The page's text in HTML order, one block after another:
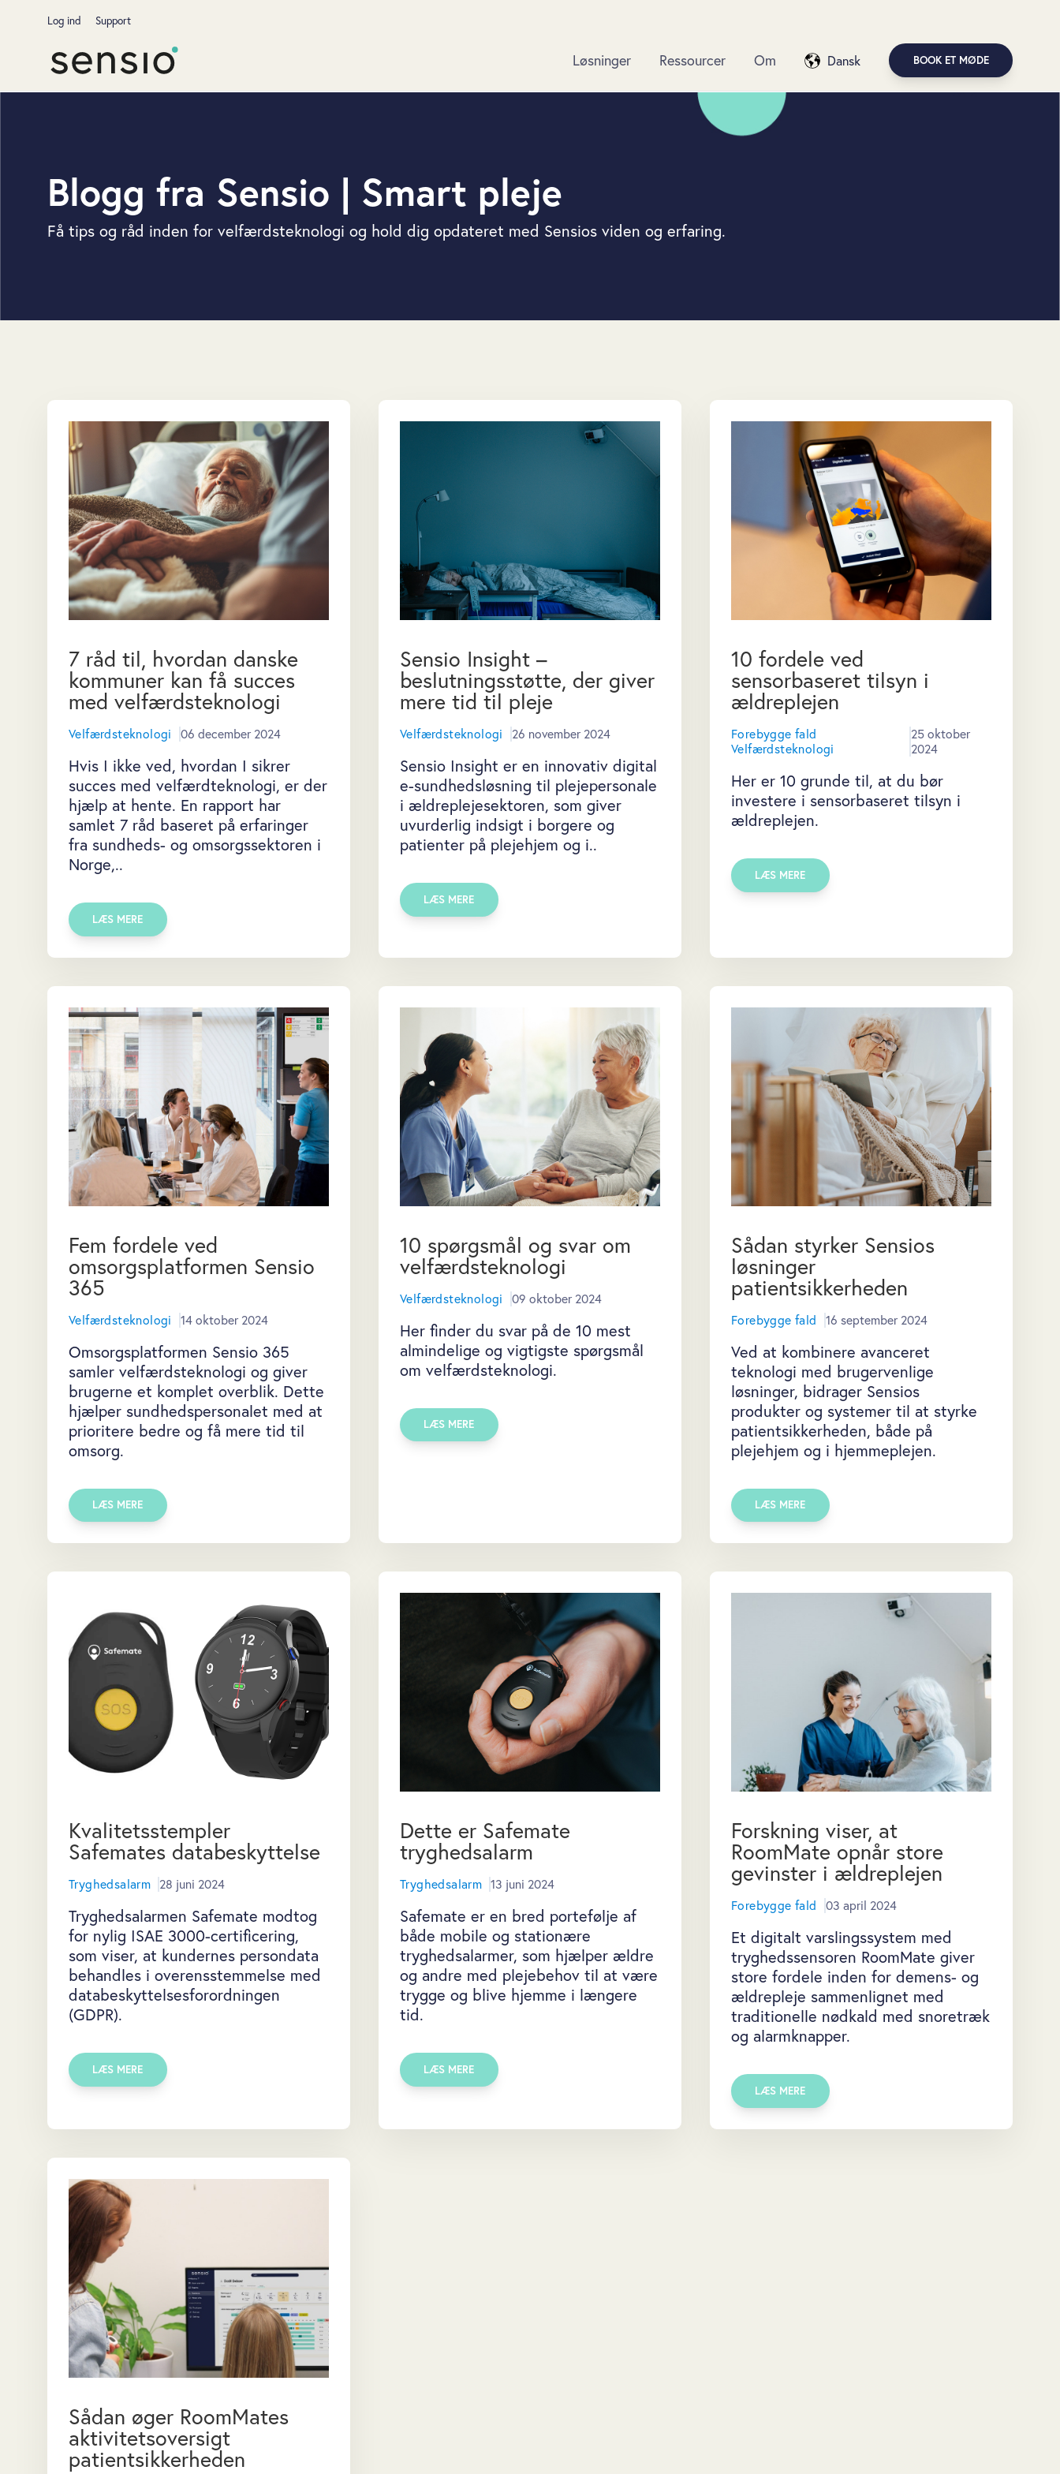
Log ind Support
Løsninger Ressourcer Om Dansk BOOK ET MØDE
Blogg fra Sensio | Smart pleje
Få tips og råd inden for velfærdsteknologi og hold dig opdateret med Sensios viden og erfaring.
7 råd til, hvordan danske
kommuner kan få succes
med velfærdsteknologi
Velfærdsteknologi 06 december 2024
Hvis I ikke ved, hvordan I sikrer
succes med velfærdteknologi, er der
hjælp at hente. En rapport har
samlet 7 råd baseret på erfaringer
fra sundheds- og omsorgssektoren i
Norge,..
LÆS MERE
Sensio Insight –
beslutningsstøtte, der giver
mere tid til pleje
Velfærdsteknologi 26 november 2024
Sensio Insight er en innovativ digital
e-sundhedsløsning til plejepersonale
i ældreplejesektoren, som giver
uvurderlig indsigt i borgere og
patienter på plejehjem og i..
LÆS MERE
10 fordele ved
sensorbaseret tilsyn i
ældreplejen
Forebygge fald
Velfærdsteknologi
25 oktober
2024
Her er 10 grunde til, at du bør
investere i sensorbaseret tilsyn i
ældreplejen.
LÆS MERE
Fem fordele ved
omsorgsplatformen Sensio
365
Velfærdsteknologi 14 oktober 2024
Omsorgsplatformen Sensio 365
samler velfærdsteknologi og giver
brugerne et komplet overblik. Dette
hjælper sundhedspersonalet med at
prioritere bedre og få mere tid til
omsorg.
LÆS MERE
10 spørgsmål og svar om
velfærdsteknologi
Velfærdsteknologi 09 oktober 2024
Her finder du svar på de 10 mest
almindelige og vigtigste spørgsmål
om velfærdsteknologi.
LÆS MERE
Sådan styrker Sensios
løsninger
patientsikkerheden
Forebygge fald 16 september 2024
Ved at kombinere avanceret
teknologi med brugervenlige
løsninger, bidrager Sensios
produkter og systemer til at styrke
patientsikkerheden, både på
plejehjem og i hjemmeplejen.
LÆS MERE
Kvalitetsstempler
Safemates databeskyttelse
Tryghedsalarm 28 juni 2024
Tryghedsalarmen Safemate modtog
for nylig ISAE 3000-certificering,
som viser, at kundernes persondata
behandles i overensstemmelse med
databeskyttelsesforordningen
(GDPR).
LÆS MERE
Dette er Safemate
tryghedsalarm
Tryghedsalarm 13 juni 2024
Safemate er en bred portefølje af
både mobile og stationære
tryghedsalarmer, som hjælper ældre
og andre med plejebehov til at være
trygge og blive hjemme i længere
tid.
LÆS MERE
Forskning viser, at
RoomMate opnår store
gevinster i ældreplejen
Forebygge fald 03 april 2024
Et digitalt varslingssystem med
tryghedssensoren RoomMate giver
store fordele inden for demens- og
ældrepleje sammenlignet med
traditionelle nødkald med snoretræk
og alarmknapper.
LÆS MERE
Sådan øger RoomMates
aktivitetsoversigt
patientsikkerheden